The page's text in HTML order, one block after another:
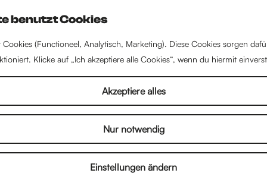
benutzt Cookies
Cookies (Functioneel, Analytisch, Marketing). Diese Cookies sorgen
Klicke auf „Ich akzeptiere alle Cookies“, wenn du hiermit
Akzeptiere alles
Nur notwendig
Einstellungen ändern